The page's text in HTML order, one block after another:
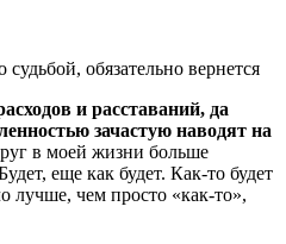
и расставаний, да
зачастую наводят на
в моей жизни больше
еще как будет. Как-то будет
чем просто «как-то»,